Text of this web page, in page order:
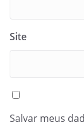
Site
Salvar meus